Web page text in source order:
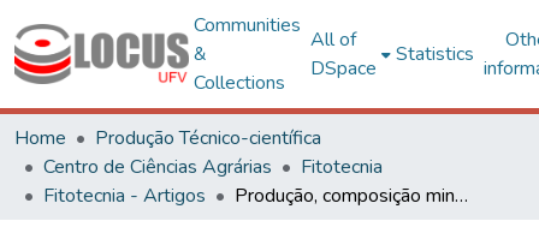
Communities
&
Collections
All of
DSpace
Statistics
Home
Produção Técnico-científica
Centro de Ciências Agrárias
Fitotecnia
Fitotecnia - Artigos
Produção, composição mineral e nível crítico de cálcio no RAMI (Boehmeria nivea Gaud) cultivado em solução nutritiva